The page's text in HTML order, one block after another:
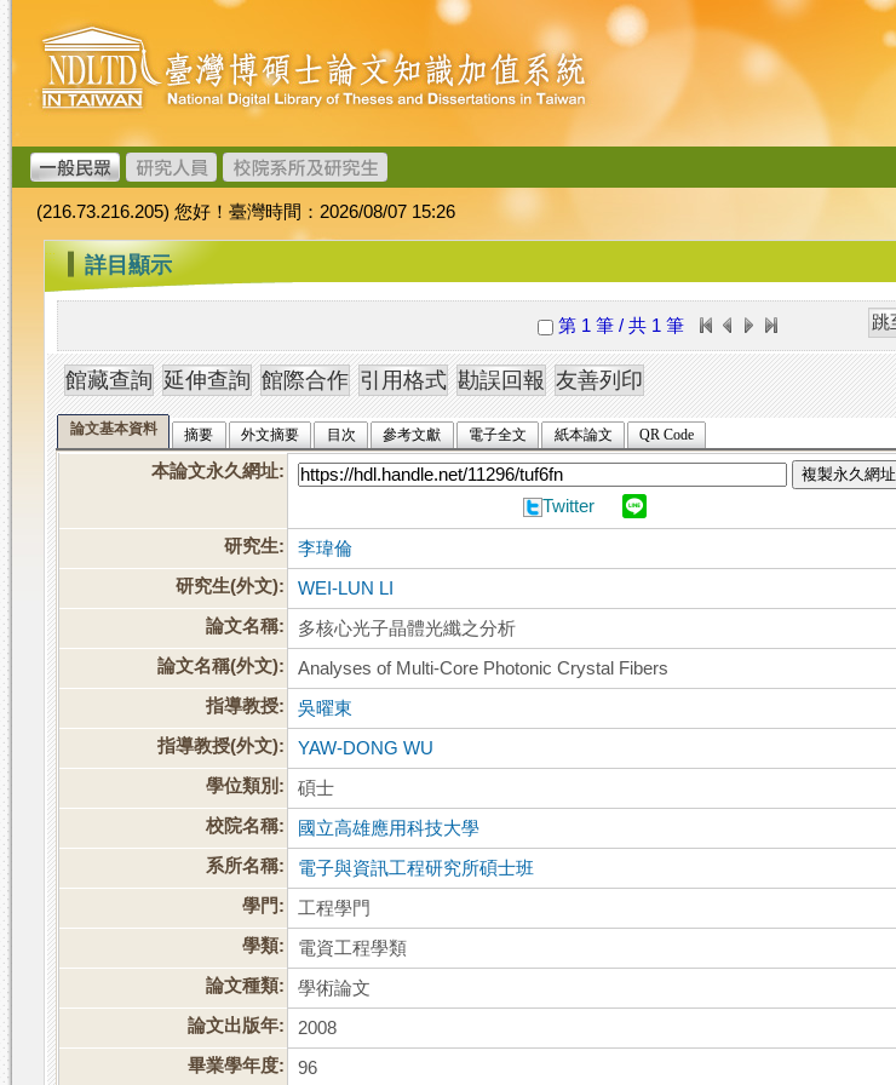
跳
到
主
要
內
容
臺
灣
博
碩
士
論
文
加
值
系
統
(216.73.216.205) 您好！臺灣時間：2026/08/07 15:26
::: 詳目顯示
第 1 筆 / 共 1 筆
論文基本資料 摘要 外文摘要 目次 參考文獻 電子全文 紙本論文 QR Code
本論文永久網址: 複製永久網址
Twitter
研究生:
李瑋倫
研究生(外文):
WEI-LUN LI
論文名稱:
多核心光子晶體光纖之分析
論文名稱(外文):
Analyses of Multi-Core Photonic Crystal Fibers
指導教授:
吳曜東
指導教授(外文):
YAW-DONG WU
學位類別:
碩士
校院名稱:
國立高雄應用科技大學
系所名稱:
電子與資訊工程研究所碩士班
學門:
工程學門
學類:
電資工程學類
論文種類:
學術論文
論文出版年:
2008
畢業學年度:
96